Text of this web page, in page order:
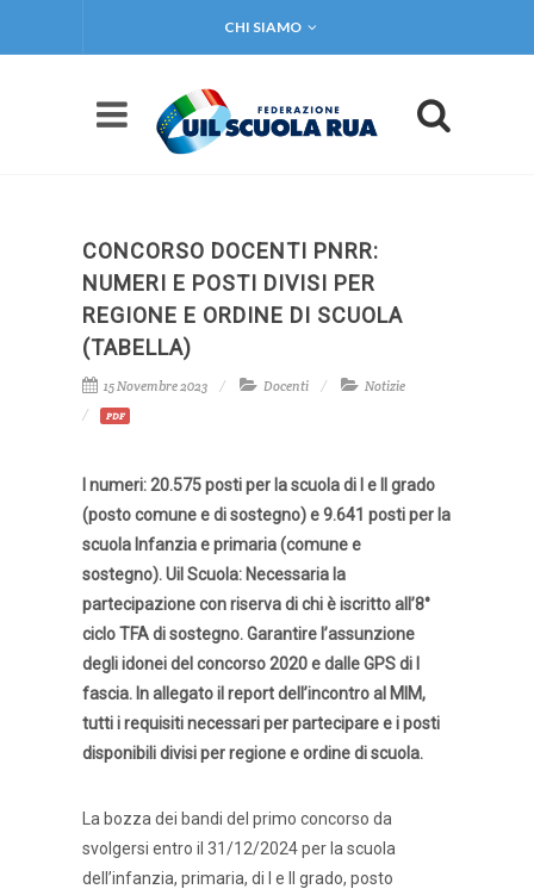
CHI SIAMO
CONCORSO DOCENTI PNRR:
NUMERI E POSTI DIVISI PER
REGIONE E ORDINE DI SCUOLA
(TABELLA)
15 Novembre 2023 Docenti Notizie
PDF
I numeri: 20.575 posti per la scuola di I e II grado
(posto comune e di sostegno) e 9.641 posti per la
scuola Infanzia e primaria (comune e
sostegno).Uil Scuola: Necessaria la
partecipazione con riserva di chi è iscritto all’8°
ciclo TFA di sostegno. Garantire l’assunzione
degli idonei del concorso 2020 e dalle GPS di I
fascia. In allegato il report dell’incontro al MIM,
tutti i requisiti necessari per partecipare e i posti
disponibili divisi per regione e ordine di scuola.
La bozza dei bandi del primo concorso da
svolgersi entro il 31/12/2024 per la scuola
dell’infanzia, primaria, di I e II grado, posto